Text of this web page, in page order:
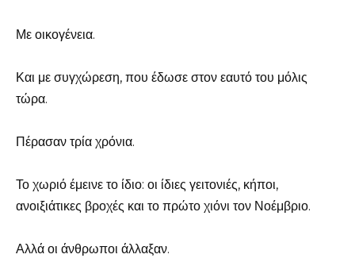
Με οικογένεια.
Και με συγχώρεση, που έδωσε στον εαυτό του μόλις
τώρα.
Πέρασαν τρία χρόνια.
Το χωριό έμεινε το ίδιο: οι ίδιες γειτονιές, κήποι,
ανοιξιάτικες βροχές και το πρώτο χιόνι τον Νοέμβριο.
Αλλά οι άνθρωποι άλλαξαν.